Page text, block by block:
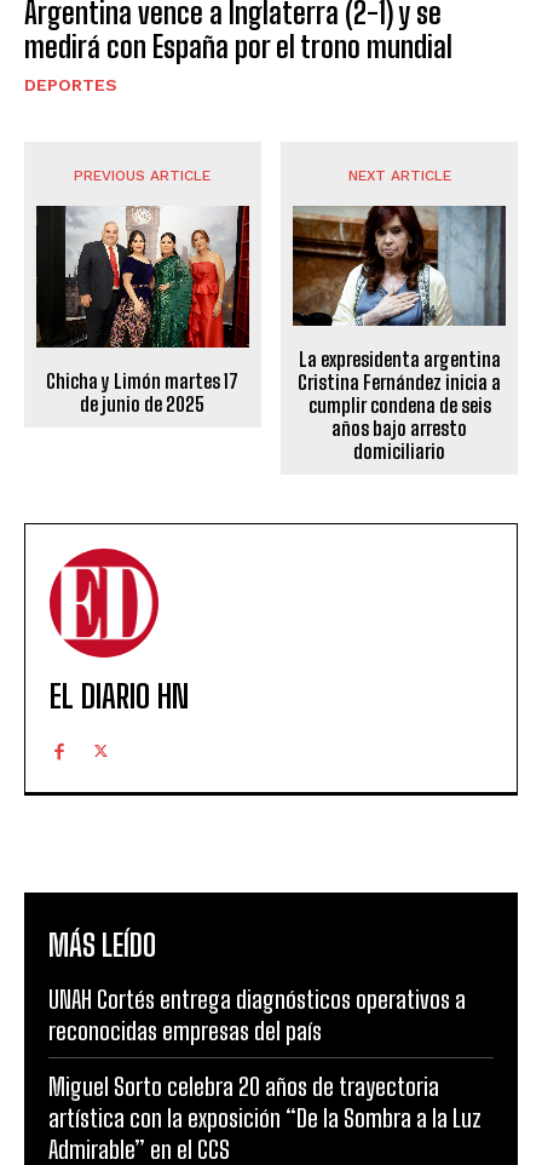
Argentina vence a Inglaterra (2-1) y se
medirá con España por el trono mundial
DEPORTES
PREVIOUS ARTICLE
Chicha y Limón martes 17
de junio de 2025
NEXT ARTICLE
La expresidenta argentina
Cristina Fernández inicia a
cumplir condena de seis
años bajo arresto
domiciliario
EL DIARIO HN
MÁS LEÍDO
UNAH Cortés entrega diagnósticos operativos a
reconocidas empresas del país
Miguel Sorto celebra 20 años de trayectoria
artística con la exposición “De la Sombra a la Luz
Admirable” en el CCS